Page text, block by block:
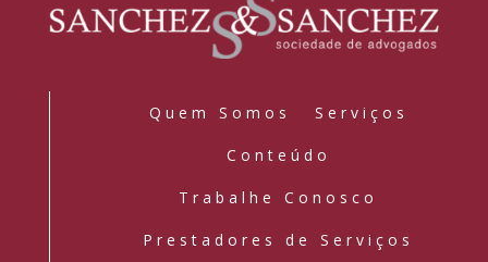
Quem Somos Serviços
Conteúdo
Trabalhe Conosco
Prestadores de Serviços